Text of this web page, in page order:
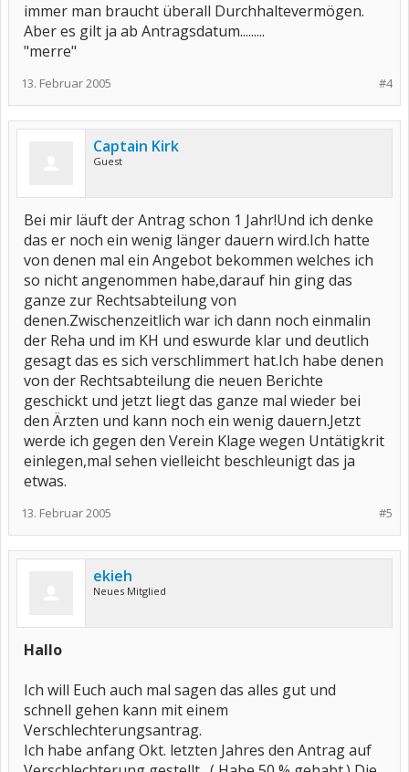
immer man braucht überall Durchhaltevermögen.
Aber es gilt ja ab Antragsdatum.........
"merre"
#4
13. Februar 2005
Captain Kirk
Guest
Bei mir läuft der Antrag schon 1 Jahr!Und ich denke
das er noch ein wenig länger dauern wird.Ich hatte
von denen mal ein Angebot bekommen welches ich
so nicht angenommen habe,darauf hin ging das
ganze zur Rechtsabteilung von
denen.Zwischenzeitlich war ich dann noch einmalin
der Reha und im KH und eswurde klar und deutlich
gesagt das es sich verschlimmert hat.Ich habe denen
von der Rechtsabteilung die neuen Berichte
geschickt und jetzt liegt das ganze mal wieder bei
den Ärzten und kann noch ein wenig dauern.Jetzt
werde ich gegen den Verein Klage wegen Untätigkrit
einlegen,mal sehen vielleicht beschleunigt das ja
etwas.
#5
13. Februar 2005
ekieh
Neues Mitglied
Hallo
Ich will Euch auch mal sagen das alles gut und
schnell gehen kann mit einem
Verschlechterungsantrag.
Ich habe anfang Okt. letzten Jahres den Antrag auf